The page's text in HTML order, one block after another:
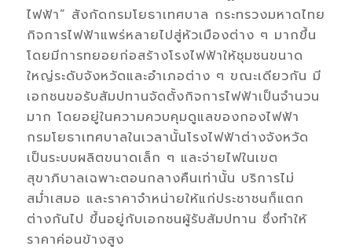
ไฟฟ้า” สังกัดกรมโยธาเทศบาล กระทรวงมหาดไทย
กิจการไฟฟ้าแพร่หลายไปสู่หัวเมืองต่าง ๆ มากขึ้น
โดยมีการทยอยก่อสร้างโรงไฟฟ้าให้ชุมชนขนาด
ใหญ่ระดับจังหวัดและอำเภอต่าง ๆ ขณะเดียวกัน มี
เอกชนขอรับสัมปทานจัดตั้งกิจการไฟฟ้าเป็นจำนวน
มาก โดยอยู่ในความควบคุมดูแลของกองไฟฟ้า
กรมโยธาเทศบาลในเวลานั้นโรงไฟฟ้าต่างจังหวัด
เป็นระบบผลิตขนาดเล็ก ๆ และจ่ายไฟในเขต
สุขาภิบาลเฉพาะตอนกลางคืนเท่านั้น บริการไม่
สม่ำเสมอ และราคาจำหน่ายให้แก่ประชาชนก็แตก
ต่างกันไป ขึ้นอยู่กับเอกชนผู้รับสัมปทาน ซึ่งทำให้
ราคาค่อนข้างสูง